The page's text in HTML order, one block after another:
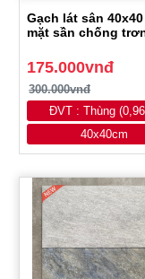
Gạch lát sân
mặt sần chống
175.000vnđ
300.000vnđ
ĐVT : Thùng
40x40cm